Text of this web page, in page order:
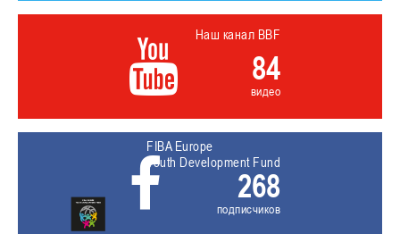
Наш канал BBF
84
видео
FIBA Europe
Youth Development Fund
268
подписчиков